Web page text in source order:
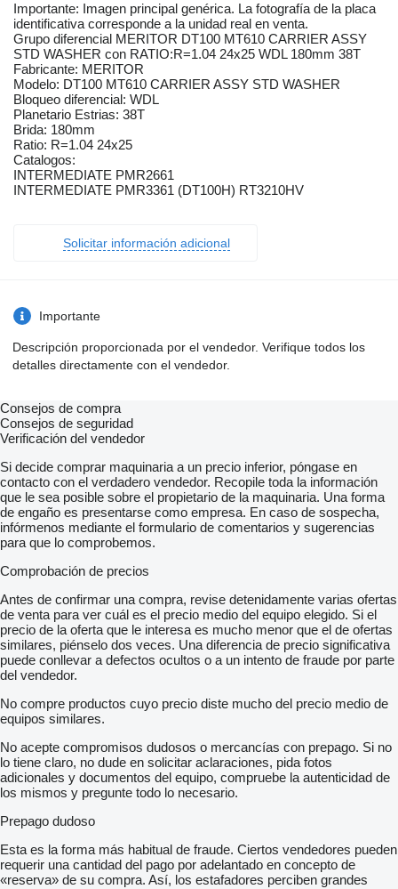
Importante: Imagen principal genérica. La fotografía de la placa
identificativa corresponde a la unidad real en venta.
Grupo diferencial MERITOR DT100 MT610 CARRIER ASSY
STD WASHER con RATIO:R=1.04 24x25 WDL 180mm 38T
Fabricante: MERITOR
Modelo: DT100 MT610 CARRIER ASSY STD WASHER
Bloqueo diferencial: WDL
Planetario Estrias: 38T
Brida: 180mm
Ratio: R=1.04 24x25
Catalogos:
INTERMEDIATE PMR2661
INTERMEDIATE PMR3361 (DT100H) RT3210HV
Solicitar información adicional
Importante
Descripción proporcionada por el vendedor. Verifique todos los
detalles directamente con el vendedor.
Consejos de compra
Consejos de seguridad
Verificación del vendedor
Si decide comprar maquinaria a un precio inferior, póngase en
contacto con el verdadero vendedor. Recopile toda la información
que le sea posible sobre el propietario de la maquinaria. Una forma
de engaño es presentarse como empresa. En caso de sospecha,
infórmenos mediante el formulario de comentarios y sugerencias
para que lo comprobemos.
Comprobación de precios
Antes de confirmar una compra, revise detenidamente varias ofertas
de venta para ver cuál es el precio medio del equipo elegido. Si el
precio de la oferta que le interesa es mucho menor que el de ofertas
similares, piénselo dos veces. Una diferencia de precio significativa
puede conllevar a defectos ocultos o a un intento de fraude por parte
del vendedor.
No compre productos cuyo precio diste mucho del precio medio de
equipos similares.
No acepte compromisos dudosos o mercancías con prepago. Si no
lo tiene claro, no dude en solicitar aclaraciones, pida fotos
adicionales y documentos del equipo, compruebe la autenticidad de
los mismos y pregunte todo lo necesario.
Prepago dudoso
Esta es la forma más habitual de fraude. Ciertos vendedores pueden
requerir una cantidad del pago por adelantado en concepto de
«reserva» de su compra. Así, los estafadores perciben grandes